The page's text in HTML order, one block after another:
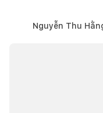
Nguyễn Thu